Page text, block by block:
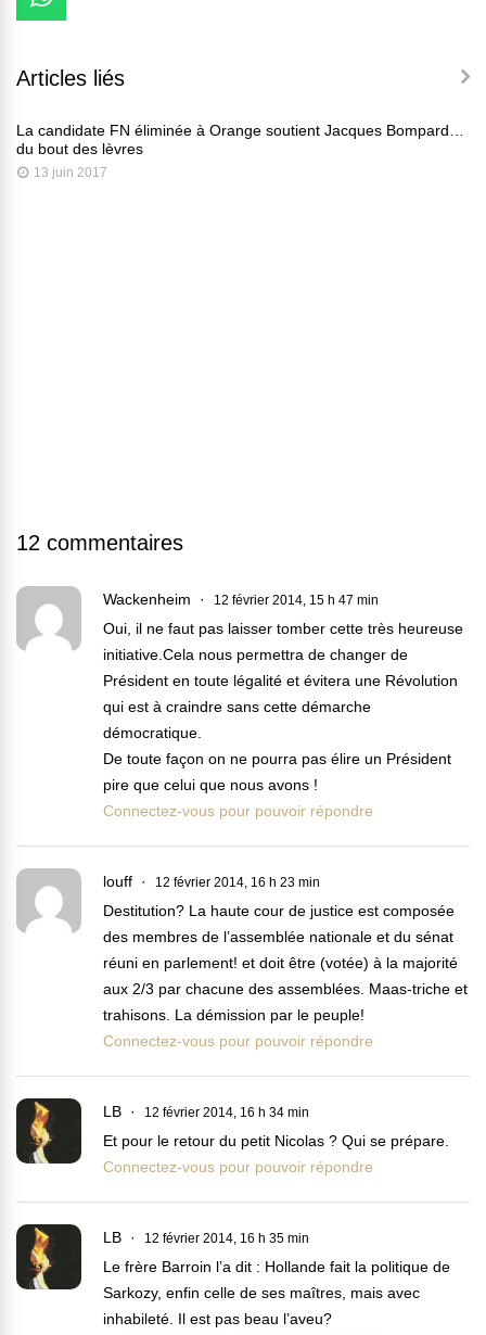
Articles liés
La candidate FN éliminée à Orange soutient Jacques Bompard…
du bout des lèvres
13 juin 2017
12 commentaires
Wackenheim 12 février 2014, 15 h 47 min
Oui, il ne faut pas laisser tomber cette très heureuse
initiative.Cela nous permettra de changer de
Président en toute légalité et évitera une Révolution
qui est à craindre sans cette démarche
démocratique.
De toute façon on ne pourra pas élire un Président
pire que celui que nous avons !
Connectez-vous pour pouvoir répondre
louff 12 février 2014, 16 h 23 min
Destitution? La haute cour de justice est composée
des membres de l’assemblée nationale et du sénat
réuni en parlement! et doit être (votée) à la majorité
aux 2/3 par chacune des assemblées. Maas-triche et
trahisons. La démission par le peuple!
Connectez-vous pour pouvoir répondre
LB 12 février 2014, 16 h 34 min
Et pour le retour du petit Nicolas ? Qui se prépare.
Connectez-vous pour pouvoir répondre
LB 12 février 2014, 16 h 35 min
Le frère Barroin l’a dit : Hollande fait la politique de
Sarkozy, enfin celle de ses maîtres, mais avec
inhabileté. Il est pas beau l’aveu?